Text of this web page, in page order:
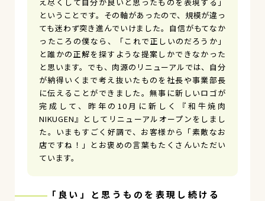
ということです。その軸があったので、規模が違っ
ても迷わず突き進んでいけました。自信がもてなか
ったころの僕なら、「これで正しいのだろうか」
と誰かの正解を探すような提案しかできなかった
と思います。でも、肉源のリニューアルでは、自分
が納得いくまで考え抜いたものを社長や事業部長
に伝えることができました。無事に新しいロゴが
完成して、昨年の10月に新しく『和牛焼肉
NIKUGEN』としてリニューアルオープンをしまし
た。いまもすごく好調で、お客様から「素敵なお
店ですね！」とお褒めの言葉もたくさんいただい
ています。
「良い」と思うものを表現し続ける